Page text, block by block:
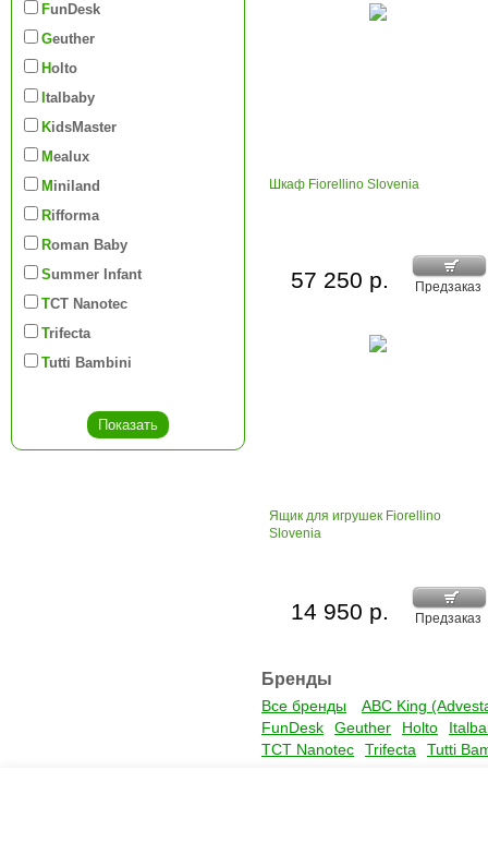
FunDesk
Geuther
Holto
Italbaby
KidsMaster
Mealux
Miniland
Rifforma
Roman Baby
Summer Infant
TCT Nanotec
Trifecta
Tutti Bambini
Шкаф Fiorellino Slovenia
Предзаказ
57 250 р.
Ящик для игрушек Fiorellino
Slovenia
Предзаказ
14 950 р.
Бренды
Все бренды
ABC King
FunDesk
Geuther Holto
TCT Nanotec
Trifecta Tutti